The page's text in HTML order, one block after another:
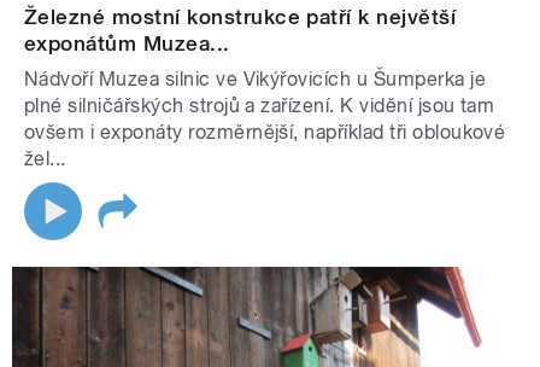
Železné mostní konstrukce patří k největší
exponátům Muzea...
Nádvoří Muzea silnic ve Vikýřovicích u Šumperka je
plné silničářských strojů a zařízení. K vidění jsou tam
ovšem i exponáty rozměrnější, například tři obloukové
žel...